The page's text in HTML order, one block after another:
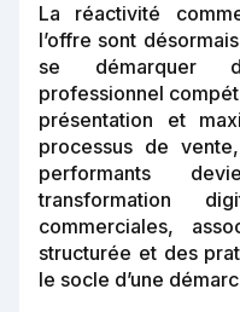
La réactivité
l’offre sont
se démarquer
professionnel
présentation et
processus de
performants
transformation
commerciales,
structurée et des
le socle d’une